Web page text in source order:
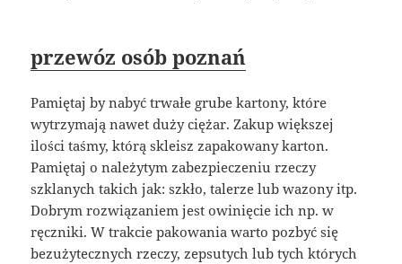
przewóz osób poznań
Pamiętaj by nabyć trwałe grube kartony, które
wytrzymają nawet duży ciężar. Zakup większej
ilości taśmy, którą skleisz zapakowany karton.
Pamiętaj o należytym zabezpieczeniu rzeczy
szklanych takich jak: szkło, talerze lub wazony itp.
Dobrym rozwiązaniem jest owinięcie ich np. w
ręczniki. W trakcie pakowania warto pozbyć się
bezużytecznych rzeczy, zepsutych lub tych których